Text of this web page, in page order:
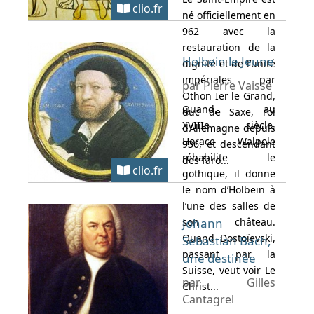
clio.fr
né officiellement en
962 avec la
restauration de la
dignité et de l’unité
impériales par
Othon Ier le Grand,
duc de Saxe, roi
d’Allemagne depuis
936, et descendant
des faro...
clio.fr
Holbein le Jeune
par Pierre Vaisse
Quand, au
XVIIIe siècle,
Horace Walpole
réhabilite le
gothique, il donne
le nom d’Holbein à
l’une des salles de
son château.
Quand Dostoïevski,
passant par la
Suisse, veut voir Le
Christ...
Johann
Sebastian Bach,
une destinée
par Gilles
Cantagrel